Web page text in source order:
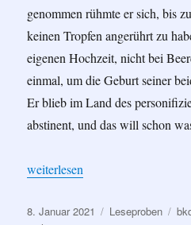
genommen rühmte er sich, bis
keinen Tropfen angerührt zu
eigenen Hochzeit, nicht bei
einmal, um die Geburt seiner
Er blieb im Land des
abstinent, und das will schon
„„Ein ganzer Mann“ von Melitta
weiterlesen
Veröffentlicht
8. Januar 2021 Kategorien
Leseproben